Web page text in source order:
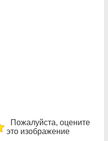
Пожалуйста, оцените
это изображение